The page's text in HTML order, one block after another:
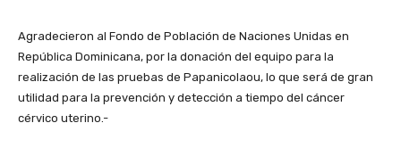
Agradecieron al Fondo de Población de Naciones Unidas en
República Dominicana, por la donación del equipo para la
realización de las pruebas de Papanicolaou, lo que será de gran
utilidad para la prevención y detección a tiempo del cáncer
cérvico uterino.-